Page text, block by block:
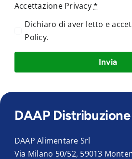
Accettazione Privacy*
Dichiaro di aver letto e
Policy.
Invia
DAAP
DAAP Alimentare Srl
Via Milano 50/52, 59013